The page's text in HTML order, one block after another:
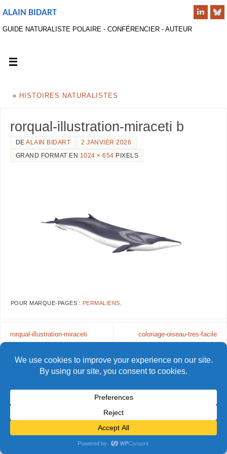
ALAIN BIDART
GUIDE NATURALISTE POLAIRE - CONFÉRENCIER - AUTEUR
« HISTOIRES NATURALISTES
rorqual-illustration-miraceti b
DEALAIN BIDART
2 JANVIER 2026
GRAND FORMAT EN 1024 × 654 PIXELS
POUR MARQUE-PAGES : PERMALIENS
rorqual-illustration-miraceti coloriage-oiseau-tres-facile
© Alain Bidart (2026) - Tous droits réservés
FIÈREMENT PROPULSÉ PARPARABOLA